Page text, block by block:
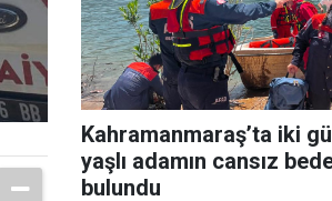
Kahramanmaraş’ta iki
yaşlı adamın cansız
bulundu